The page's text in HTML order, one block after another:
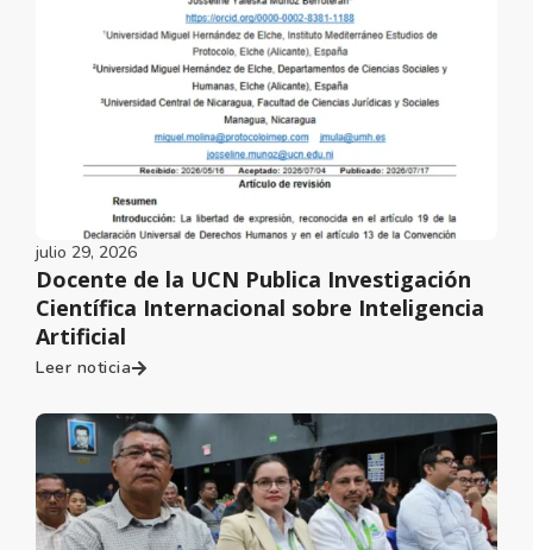
julio 29, 2026
Docente de la UCN Publica Investigación
Científica Internacional sobre Inteligencia
Artificial
Leer noticia